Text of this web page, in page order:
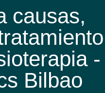
causas,
-
Bilbao